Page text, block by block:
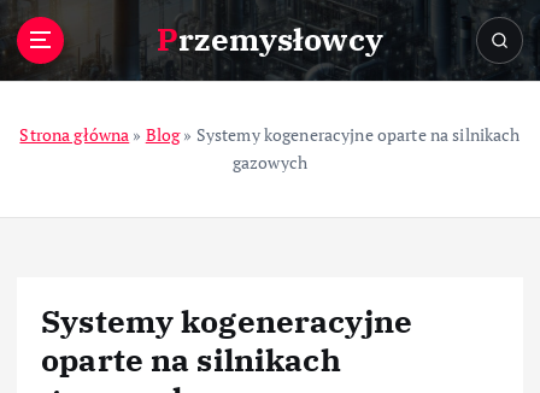
Przemysłowcy
Strona główna » Blog» Systemy kogeneracyjne oparte na silnikach
gazowych
Systemy kogeneracyjne
oparte na silnikach